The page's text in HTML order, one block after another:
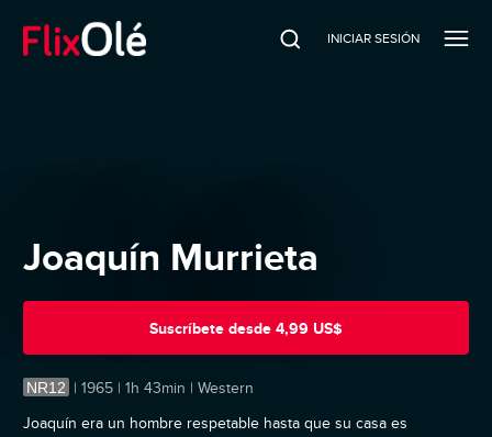
INICIAR SESIÓN
Joaquín Murrieta
Suscríbete desde 4,99 US$
NR12 | 1965 | 1h 43min | Western
Joaquín era un hombre respetable hasta que su casa es